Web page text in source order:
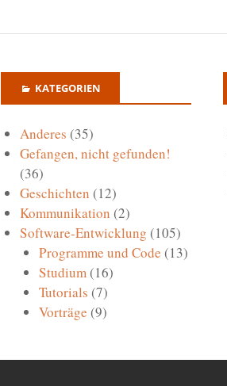
KATEGORIEN
Anderes (35)
Gefangen, nicht gefunden!
(36)
Geschichten (12)
Kommunikation (2)
Software-Entwicklung (105)
Programme und Code (13)
Studium(16)
Tutorials (7)
Vorträge (9)